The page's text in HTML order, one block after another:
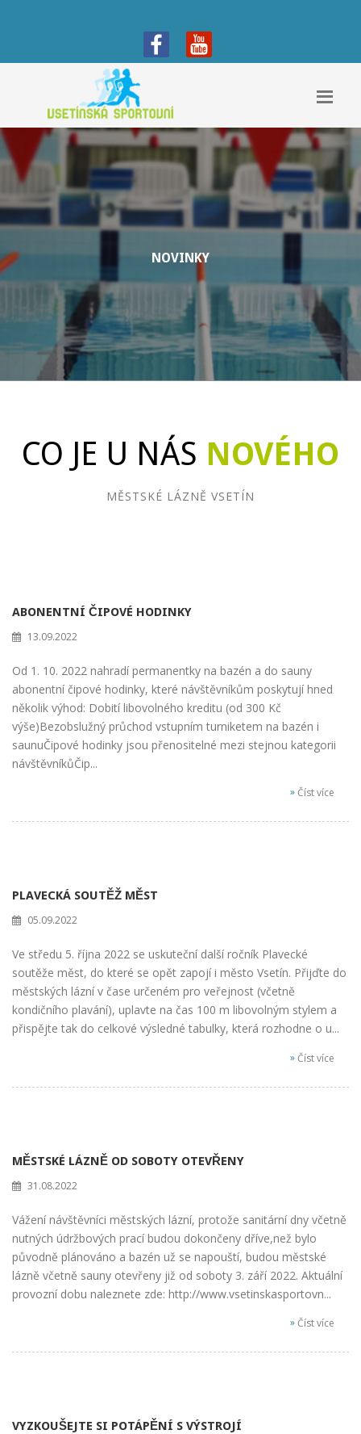
NOVINKY
CO JE U NÁS NOVÉHO
MĚSTSKÉ LÁZNĚ VSETÍN
ABONENTNÍ ČIPOVÉ HODINKY
13.09.2022
Od 1. 10. 2022 nahradí permanentky na bazén a do sauny
abonentní čipové hodinky, které návštěvníkům poskytují hned
několik výhod: Dobití libovolného kreditu (od 300 Kč
výše)Bezobslužný průchod vstupním turniketem na bazén i
saunuČipové hodinky jsou přenositelné mezi stejnou kategorii
návštěvníkůČip...
»Číst více
PLAVECKÁ SOUTĚŽ MĚST
05.09.2022
Ve středu 5. října 2022 se uskuteční další ročník Plavecké
soutěže měst, do které se opět zapojí i město Vsetín. Přijďte do
městských lázní v čase určeném pro veřejnost (včetně
kondičního plavání), uplavte na čas 100 m libovolným stylem a
přispějte tak do celkové výsledné tabulky, která rozhodne o u...
»Číst více
MĚSTSKÉ LÁZNĚ OD SOBOTY OTEVŘENY
31.08.2022
Vážení návštěvníci městských lázní, protože sanitární dny včetně
nutných údržbových prací budou dokončeny dříve,než bylo
původně plánováno a bazén už se napouští, budou městské
lázně včetně sauny otevřeny již od soboty 3. září 2022. Aktuální
provozní dobu naleznete zde: http://www.vsetinskasportovn...
»Číst více
VYZKOUŠEJTE SI POTÁPĚNÍ S VÝSTROJÍ